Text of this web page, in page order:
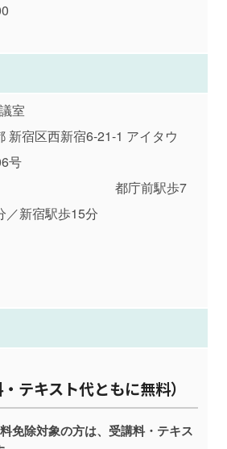
室
新宿区西新宿6-21-1 アイタウ
号
前駅歩7
／新宿駅歩15分
テキスト代ともに無料）
免除対象の方は、受講料・テキス